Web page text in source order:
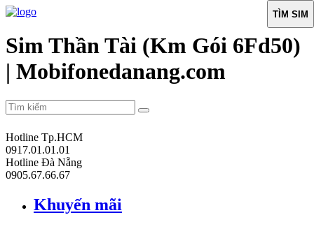
Sim Thần Tài (Km Gói 6Fd50)
| Mobifonedanang.com
Hotline Tp.HCM
0917.01.01.01
Hotline Đà Nẵng
0905.67.66.67
Khuyến mãi
TÌM SIM